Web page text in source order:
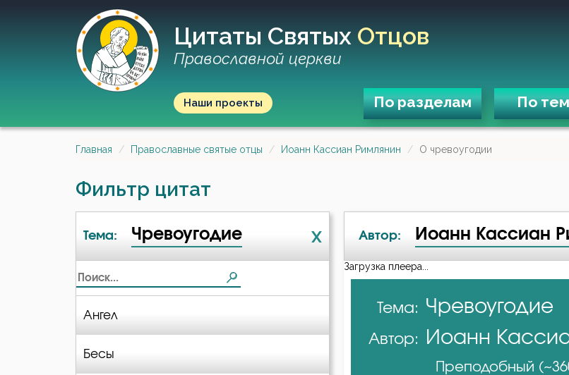
Цитаты Святых Отцов
Православной церкви
Наши проекты По разделам По
Главная Православные святые отцы Иоанн Кассиан Римлянин О чревоугодии
Фильтр цитат
Тема: Чревоугодие X
Ангел
Бесы
Автор: Иоанн Кассиан
А-я
Авва Дорофей
Загрузка плеера...
Тема: Чревоугодие
Автор: Иоанн
Преподобный